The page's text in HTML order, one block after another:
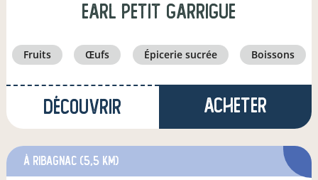
EARL PETIT GARRIGUE
fruits œufs épicerie sucrée boissons
Découvrir Acheter
à ribagnac (5,5 km)